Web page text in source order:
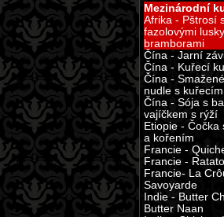
Mezinárodní
Afrika - Pštrosí
fazolovými
bramborami
Čína - Jarní
Čína - Kuřecí
Čína -
nudle s
Čína - Sója s
vajíčkem s rýží
Etiopie - Čočka
a kořením
Francie -
Francie -
Francie- La
Savoyarde
Indie - Butter
Butter Naan